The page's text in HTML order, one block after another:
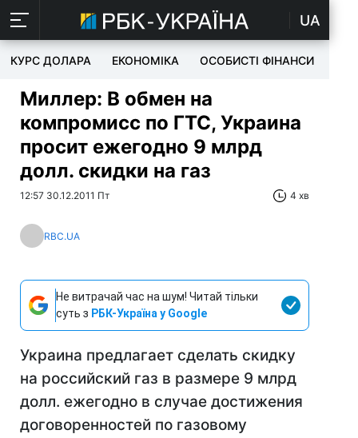
UA
КУРС ДОЛАРА ЕКОНОМІКА ОСОБИСТІ ФІНАНСИ
Миллер: В обмен на
компромисс по ГТС, Украина
просит ежегодно 9 млрд
долл. скидки на газ
12:57 30.12.2011 Пт 4 хв
RBC.UA
Не витрачай час на шум! Читай тільки
суть з РБК-Україна у Google
Украина предлагает сделать скидку
на российский газ в размере 9 млрд
долл. ежегодно в случае достижения
договоренностей по газовому